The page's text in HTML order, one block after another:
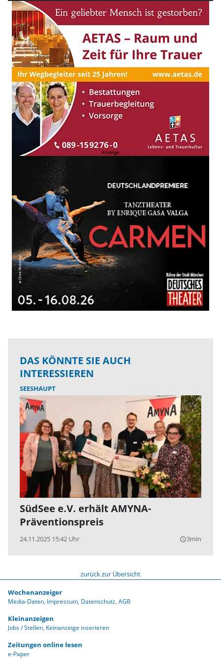
DAS KÖNNTE SIE AUCH
INTERESSIEREN
SEESHAUPT
SüdSee e.V. erhält AMYNA-
Präventionspreis
24.11.2025 15:42 Uhr query_builder3min
zurück zur Übersicht
Wochenanzeiger
Media-Daten Impressum Datenschutz AGB
Kleinanzeigen
Jobs / Stellen Keinanzeige inserieren
Zeitungen online lesen
e-Paper